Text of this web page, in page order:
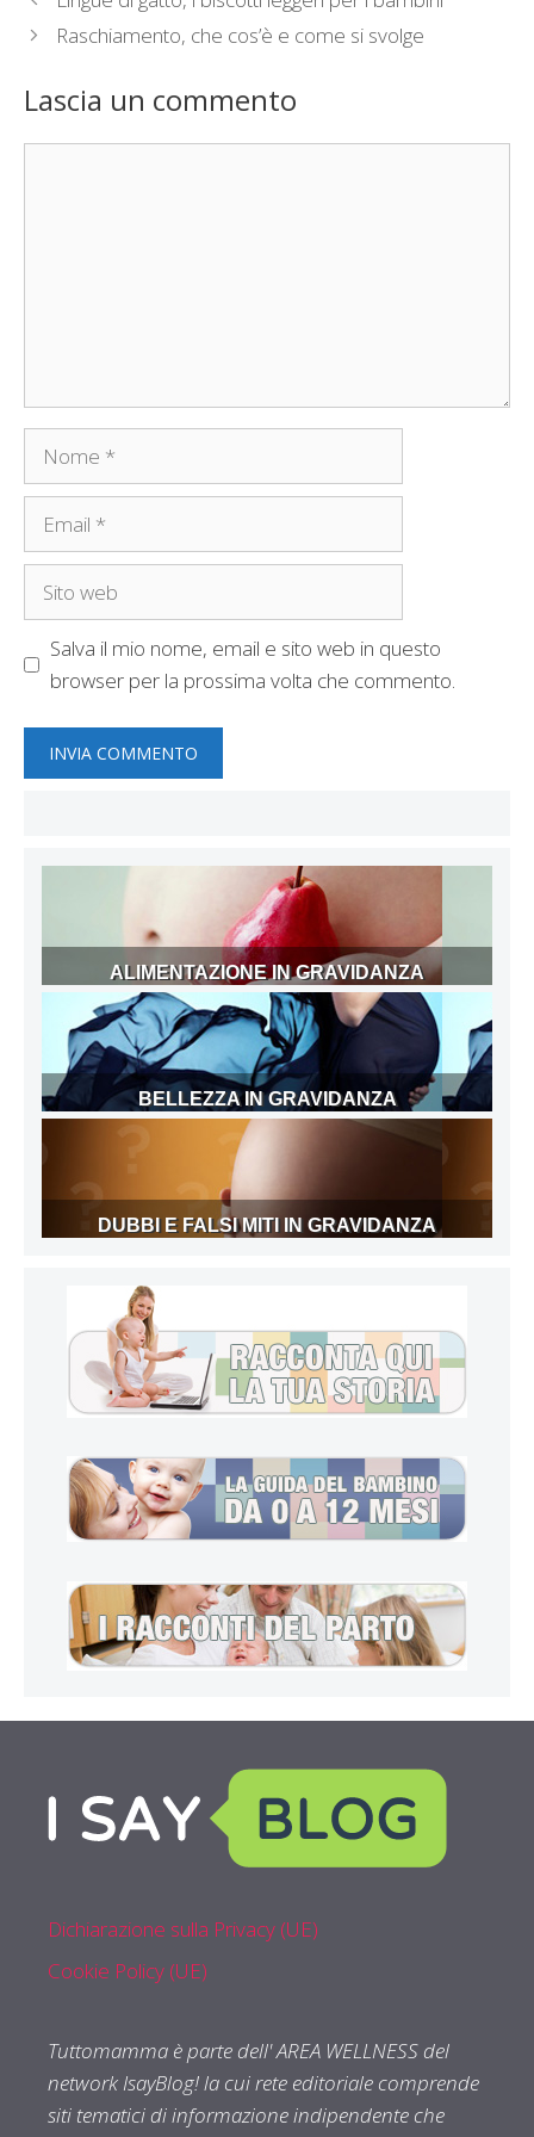
Raschiamento, che cos’è e come si svolge
Lascia un commento
Nome
Email
Sito
Salva il mio nome, email e sito web in questo
browser per la prossima volta che commento.
ALIMENTAZIONE IN GRAVIDANZA
BELLEZZA IN GRAVIDANZA
DUBBI E FALSI MITI IN GRAVIDANZA
Dichiarazione sulla Privacy (UE)
Cookie Policy (UE)
Tuttomamma è parte dell' AREA WELLNESS del
network IsayBlog! la cui rete editoriale comprende
siti tematici di informazione indipendente che